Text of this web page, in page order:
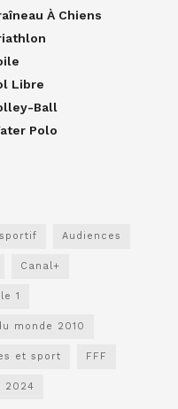
À Chiens
Libre
Ball
Polo
Audiences
Canal+
1
monde 2010
et sport FFF
2024